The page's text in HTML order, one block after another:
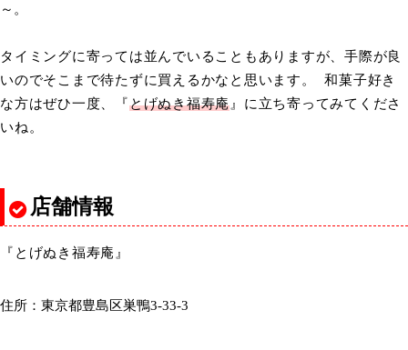
～。
タイミングに寄っては並んでいることもありますが、手際が良
いのでそこまで待たずに買えるかなと思います。 和菓子好き
な方はぜひ一度、『とげぬき福寿庵 』に立ち寄ってみてくださ
いね。
店舗情報
『とげぬき福寿庵』
住所：東京都豊島区巣鴨3-33-3